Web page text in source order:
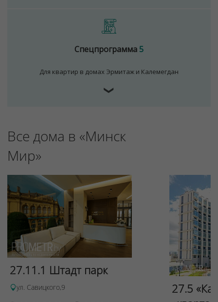
Спецпрограмма5
Для квартир в домах Эрмитаж и Калемегдан
❯
Все дома в «Минск
Мир»
27.11.1 Штадт парк
ул. Савицкого,9
27.5
используются cookies